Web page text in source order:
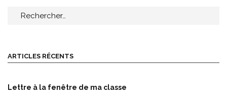
Rechercher :
ARTICLES RÉCENTS
Lettre à la fenêtre de ma classe